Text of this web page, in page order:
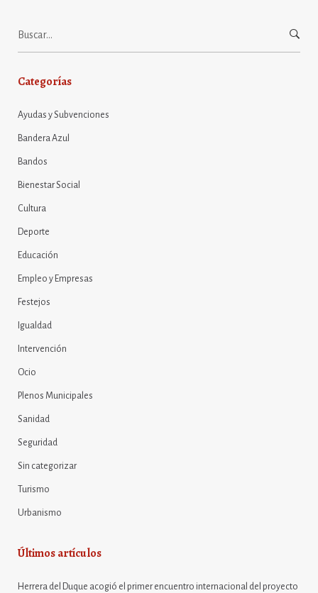
Categorías
Ayudas y Subvenciones
Bandera Azul
Bandos
Bienestar Social
Cultura
Deporte
Educación
Empleo y Empresas
Festejos
Igualdad
Intervención
Ocio
Plenos Municipales
Sanidad
Seguridad
Sin categorizar
Turismo
Urbanismo
Últimos artículos
Herrera del Duque acogió el primer encuentro internacional del proyecto